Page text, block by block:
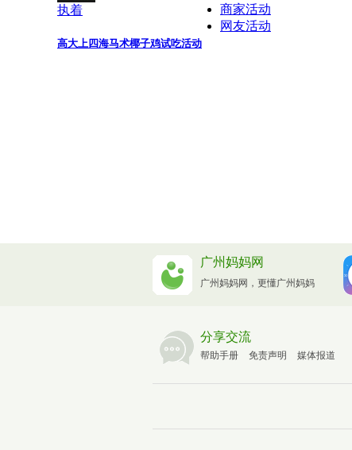
执着
高大上四海马术椰子鸡试吃活动
商家活动
网友活动
广州妈妈网
广州妈妈网，更懂广州妈妈
分享交流
帮助手册 免责声明 媒体报道